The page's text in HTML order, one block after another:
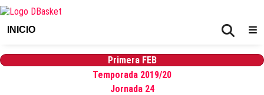
INICIO
Primera FEB
Temporada 2019/20
Jornada 24